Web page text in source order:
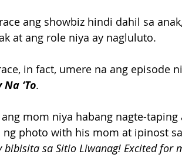
ang showbiz hindi dahil sa
at ang role niya ay nagluluto.
in fact, umere na ang episode
‘To.
mom niya habang nagte-taping
ng photo with his mom at ipinost
bibisita sa Sitio Liwanag! Excited for